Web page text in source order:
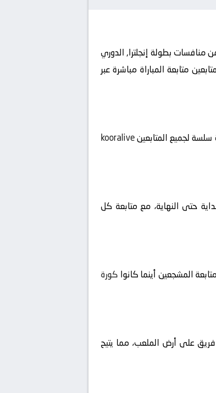
على ملعب أمريكان إكسبريس ضمن منافسات بطولة إنجلترا, الدوري
يمكن للمتابعين متابعة المباراة مباشرة عبر
سلسة لجميع المتابعينkooralive
حتى النهاية، مع متابعة كل
المشجعين أينما كانوا كورة
فريق على أرض الملعب، مما يتيح